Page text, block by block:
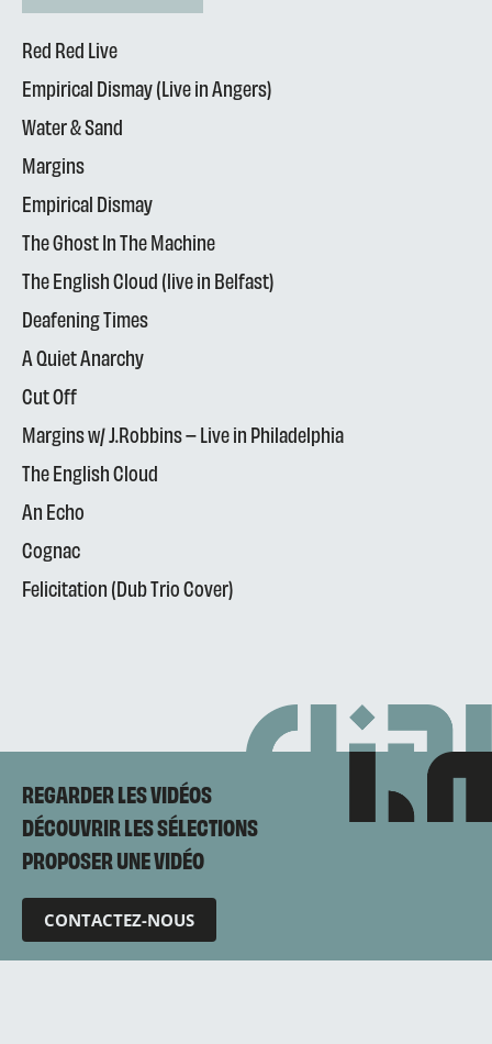
Red Red Live
Empirical Dismay (Live in Angers)
Water & Sand
Margins
Empirical Dismay
The Ghost In The Machine
The English Cloud (live in Belfast)
Deafening Times
A Quiet Anarchy
Cut Off
Margins w/ J.Robbins – Live in Philadelphia
The English Cloud
An Echo
Cognac
Felicitation (Dub Trio Cover)
REGARDER LES VIDÉOS
DÉCOUVRIR LES SÉLECTIONS
PROPOSER UNE VIDÉO
CONTACTEZ-NOUS